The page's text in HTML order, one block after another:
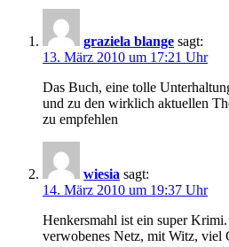
graziela blange sagt:
13. März 2010 um 17:21 Uhr
Das Buch, eine tolle
und zu den wirklich aktuellen
zu empfehlen
wiesia sagt:
14. März 2010 um 19:37 Uhr
Henkersmahl ist ein super
verwobenes Netz, mit Witz, viel